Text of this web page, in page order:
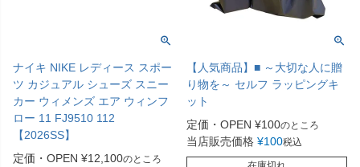
ナイキ NIKE レディース スポー
ツ カジュアル シューズ スニー
カー ウィメンズ エア ウィンフ
ロー 11 FJ9510 112
【2026SS】
定価・OPEN ¥12,100のところ
【人気商品】■ ～大切な人に贈
り物を～ セルフ ラッピングキ
ット
定価・OPEN ¥100のところ
当店販売価格 ¥100税込